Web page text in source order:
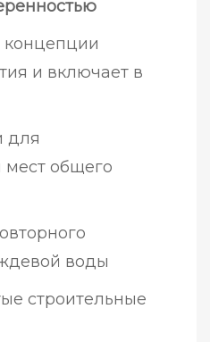
концепции
и включает в
для
мест общего
воды
строительные